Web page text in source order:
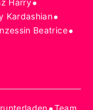
Harry
Kardashian•
Beatrice•
Team